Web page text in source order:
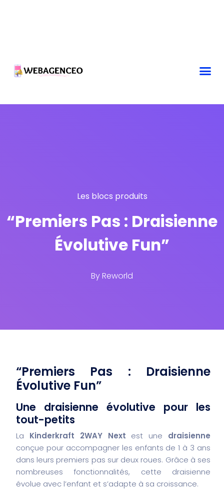
Les blocs produits
“Premiers Pas : Draisienne
Évolutive Fun”
ByReworld
“Premiers Pas : Draisienne
Évolutive Fun”
Une draisienne évolutive pour les
tout-petits
La Kinderkraft 2WAY Next est une draisienne
conçue pour accompagner les enfants de 1 à 3 ans
dans leurs premiers pas sur deux roues. Grâce à ses
nombreuses fonctionnalités, cette draisienne
évolue avec l’enfant et s’adapte à sa croissance.